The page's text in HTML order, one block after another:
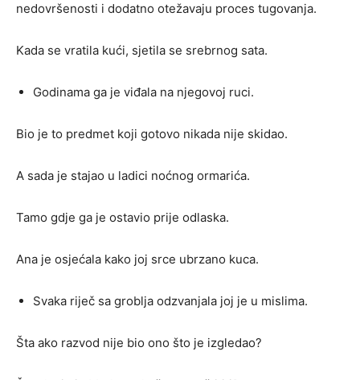
nedovršenosti i dodatno otežavaju proces tugovanja.
Kada se vratila kući, sjetila se srebrnog sata.
Godinama ga je viđala na njegovoj ruci.
Bio je to predmet koji gotovo nikada nije skidao.
A sada je stajao u ladici noćnog ormarića.
Tamo gdje ga je ostavio prije odlaska.
Ana je osjećala kako joj srce ubrzano kuca.
Svaka riječ sa groblja odzvanjala joj je u mislima.
Šta ako razvod nije bio ono što je izgledao?